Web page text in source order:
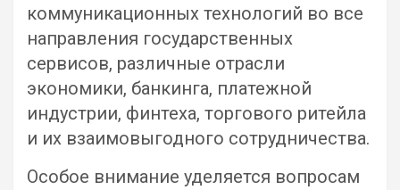
коммуникационных технологий во все
направления государственных
сервисов, различные отрасли
экономики, банкинга, платежной
индустрии, финтеха, торгового ритейла
и их взаимовыгодного сотрудничества.
Особое внимание уделяется вопросам